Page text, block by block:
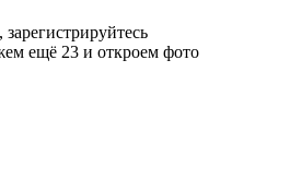
ещё 23 и откроем фото